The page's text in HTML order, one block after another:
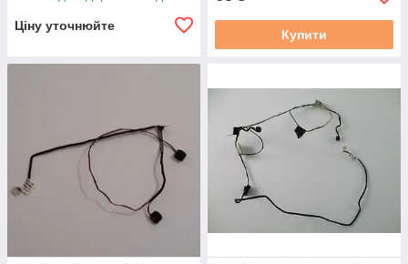
Ціну уточнюйте
Купити